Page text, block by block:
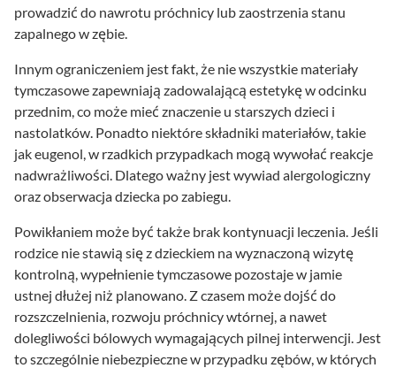
prowadzić do nawrotu próchnicy lub zaostrzenia stanu
zapalnego w zębie.
Innym ograniczeniem jest fakt, że nie wszystkie materiały
tymczasowe zapewniają zadowalającą estetykę w odcinku
przednim, co może mieć znaczenie u starszych dzieci i
nastolatków. Ponadto niektóre składniki materiałów, takie
jak eugenol, w rzadkich przypadkach mogą wywołać reakcje
nadwrażliwości. Dlatego ważny jest wywiad alergologiczny
oraz obserwacja dziecka po zabiegu.
Powikłaniem może być także brak kontynuacji leczenia. Jeśli
rodzice nie stawią się z dzieckiem na wyznaczoną wizytę
kontrolną, wypełnienie tymczasowe pozostaje w jamie
ustnej dłużej niż planowano. Z czasem może dojść do
rozszczelnienia, rozwoju próchnicy wtórnej, a nawet
dolegliwości bólowych wymagających pilnej interwencji. Jest
to szczególnie niebezpieczne w przypadku zębów, w których